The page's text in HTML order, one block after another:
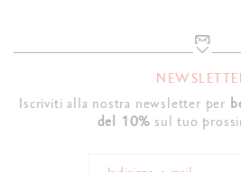
Iscriviti alla nostra newsletter per
del 10% sul tuo